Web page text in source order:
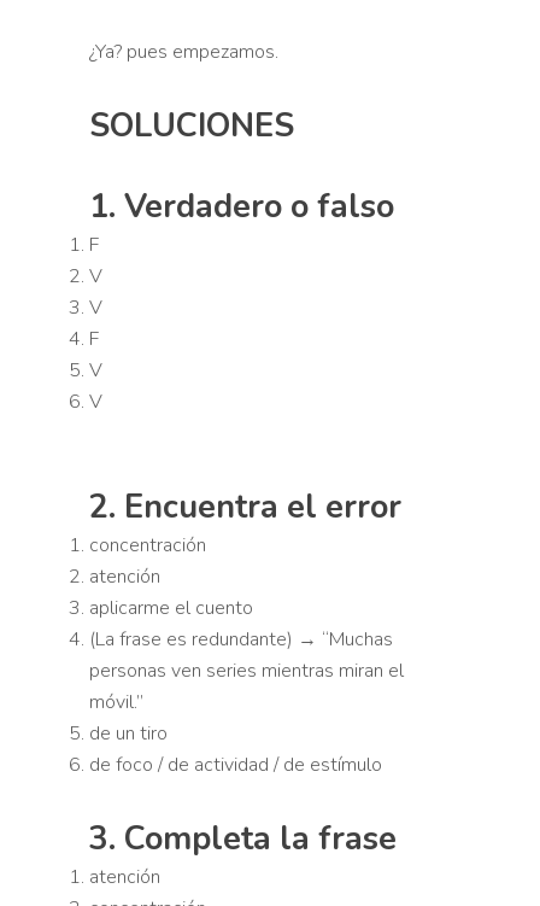
¿Ya? pues empezamos.
SOLUCIONES
1. Verdadero o falso
F
V
V
F
V
V
2. Encuentra el error
concentración
atención
aplicarme el cuento
(La frase es redundante) → “Muchas
personas ven series mientras miran el
móvil.”
de un tiro
de foco / de actividad / de estímulo
3. Completa la frase
atención